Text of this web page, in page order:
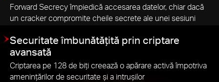
Forward Secrecy împiedică accesarea datelor, chiar dacă
un cracker compromite cheile secrete ale unei sesiuni
Securitate îmbunătățită prin criptare
avansată
Criptarea pe 128 de biți creează o apărare activă împotriva
amenințărilor de securitate și a intrușilor